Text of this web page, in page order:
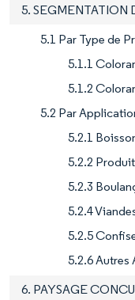
5. SEGMENTATION
5.1 Par Type de
5.1.1
5.1.2
5.2 Par
5.2.1
5.2.2
5.2.3
5.2.4
5.2.5
5.2.6 Autres
6. PAYSAGE